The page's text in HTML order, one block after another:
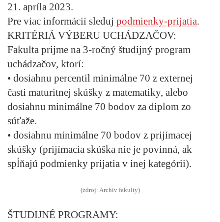
21. apríla 2023.
Pre viac informácií sleduj podmienky-prijatia.
KRITÉRIÁ VÝBERU UCHÁDZAČOV:
Fakulta prijme na 3-ročný študijný program
uchádzačov, ktorí:
• dosiahnu percentil minimálne 70 z externej
časti maturitnej skúšky z matematiky, alebo
dosiahnu minimálne 70 bodov za diplom zo
súťaže.
• dosiahnu minimálne 70 bodov z prijímacej
skúšky (prijímacia skúška nie je povinná, ak
spĺňajú podmienky prijatia v inej kategórii).
(zdroj: Archív fakulty)
ŠTUDIJNÉ PROGRAMY: